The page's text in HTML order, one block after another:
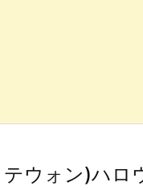
テウォン)ハ